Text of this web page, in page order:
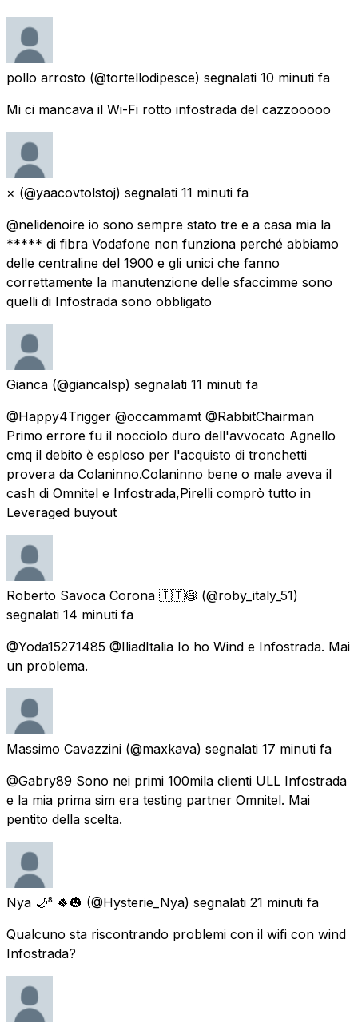
pollo arrosto (@tortellodipesce) segnalati 10 minuti fa
Mi ci mancava il Wi-Fi rotto infostrada del cazzooooo
× (@yaacovtolstoj) segnalati 11 minuti fa
@nelidenoire io sono sempre stato tre e a casa mia la
***** di fibra Vodafone non funziona perché abbiamo
delle centraline del 1900 e gli unici che fanno
correttamente la manutenzione delle sfaccimme sono
quelli di Infostrada sono obbligato
Gianca (@giancalsp) segnalati 11 minuti fa
@Happy4Trigger @occammamt @RabbitChairman
Primo errore fu il nocciolo duro dell'avvocato Agnello
cmq il debito è esploso per l'acquisto di tronchetti
provera da Colaninno.Colaninno bene o male aveva il
cash di Omnitel e Infostrada,Pirelli comprò tutto in
Leveraged buyout
Roberto Savoca Corona 🇮🇹😷 (@roby_italy_51)
segnalati 14 minuti fa
@Yoda15271485 @IliadItalia Io ho Wind e Infostrada. Mai
un problema.
Massimo Cavazzini (@maxkava) segnalati 17 minuti fa
@Gabry89 Sono nei primi 100mila clienti ULL Infostrada
e la mia prima sim era testing partner Omnitel. Mai
pentito della scelta.
Nya 🌙⁸ 🍀🎃 (@Hysterie_Nya) segnalati 21 minuti fa
Qualcuno sta riscontrando problemi con il wifi con wind
Infostrada?